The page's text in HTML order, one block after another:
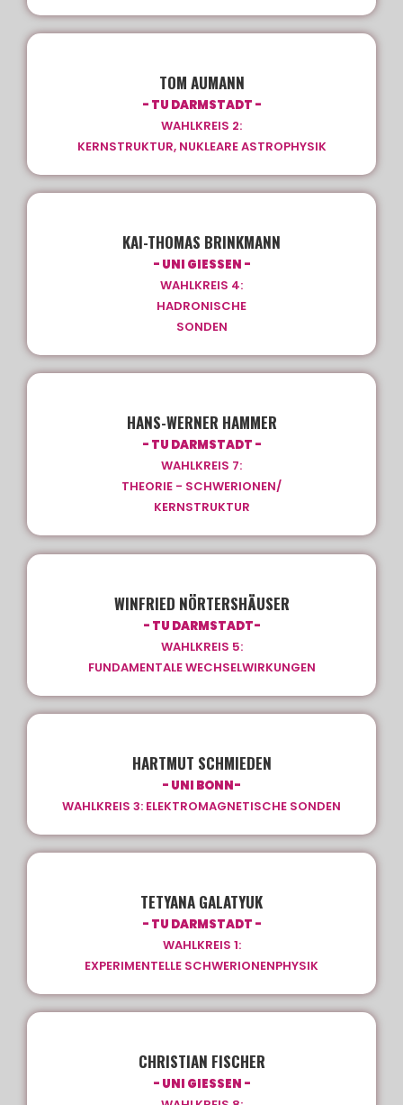
TOM AUMANN
- TU DARMSTADT -
WAHLKREIS 2:
KERNSTRUKTUR, NUKLEARE ASTROPHYSIK
KAI-THOMAS BRINKMANN
- UNI GIESSEN -
WAHLKREIS 4:
HADRONISCHE
SONDEN
HANS-WERNER HAMMER
- TU DARMSTADT -
WAHLKREIS 7:
THEORIE - SCHWERIONEN/
KERNSTRUKTUR
WINFRIED NÖRTERSHÄUSER
- TU DARMSTADT-
WAHLKREIS 5:
FUNDAMENTALE WECHSELWIRKUNGEN
HARTMUT SCHMIEDEN
- UNI BONN-
WAHLKREIS 3: ELEKTROMAGNETISCHE SONDEN
TETYANA GALATYUK
- TU DARMSTADT -
WAHLKREIS 1:
EXPERIMENTELLE SCHWERIONENPHYSIK
CHRISTIAN FISCHER
- UNI GIESSEN -